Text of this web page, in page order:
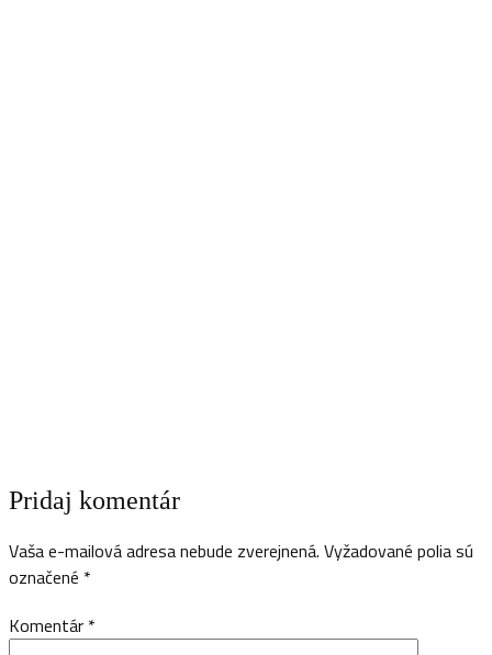
Pridaj komentár
Vaša e-mailová adresa nebude zverejnená. Vyžadované polia sú
označené *
Komentár *